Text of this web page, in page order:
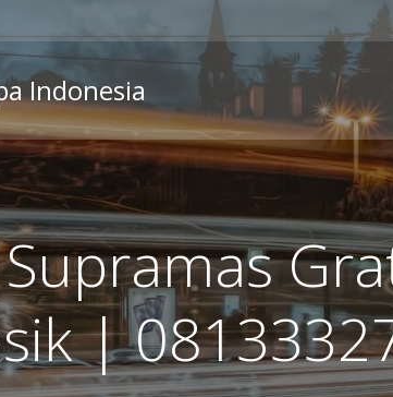
Indonesia
|